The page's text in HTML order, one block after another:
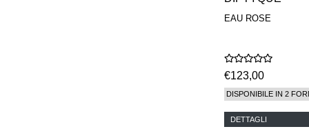
EAU ROSE
€123,00
DISPONIBILE IN 2
DETTAGLI